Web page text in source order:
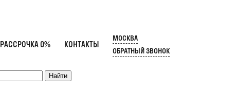
РАССРОЧКА 0% КОНТАКТЫ
МОСКВА
ОБРАТНЫЙ ЗВОНОК